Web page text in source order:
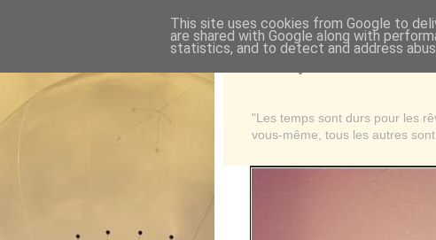
"Les temps sont durs pour les
vous-même, tous les autres
This site uses cookies from Google to
are shared with Google along with
statistics, and to detect and address